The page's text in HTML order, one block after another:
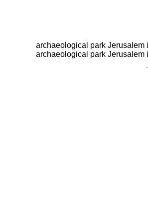
archaeological park Jerusalem
archaeological park Jerusalem